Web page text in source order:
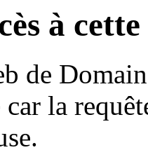
à
de
car la